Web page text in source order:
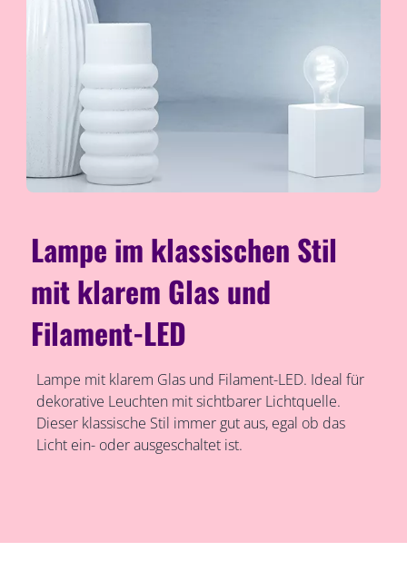
Lampe im klassischen Stil
mit klarem Glas und
Filament-LED
Lampe mit klarem Glas und Filament-LED. Ideal für
dekorative Leuchten mit sichtbarer Lichtquelle.
Dieser klassische Stil immer gut aus, egal ob das
Licht ein- oder ausgeschaltet ist.